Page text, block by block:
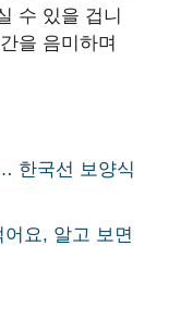
수 있을 겁니
을 음미하며
한국선 보양식
어요, 알고 보면